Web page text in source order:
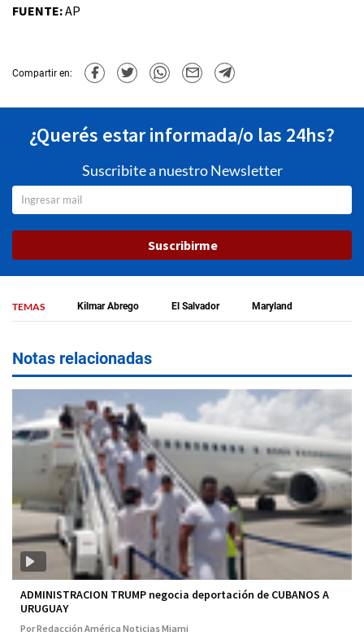
FUENTE:AP
Compartir en:
¿Querés estar informada/o las 24hs?
Suscribite a nuestro Newsletter
Suscribirme
TEMAS Kilmar Abrego El Salvador Maryland
Notas relacionadas
ADMINISTRACION TRUMP negocia deportación de CUBANOS A
URUGUAY
Por Redacción América Noticias Miami